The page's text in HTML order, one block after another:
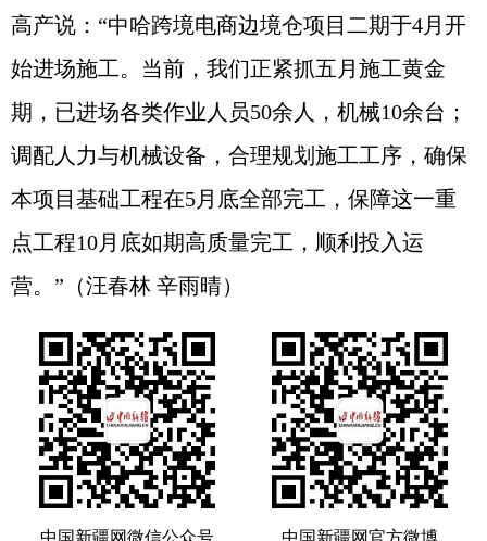
高产说：“中哈跨境电商边境仓项目二期于4月开
始进场施工。当前，我们正紧抓五月施工黄金
期，已进场各类作业人员50余人，机械10余台；
调配人力与机械设备，合理规划施工工序，确保
本项目基础工程在5月底全部完工，保障这一重
点工程10月底如期高质量完工，顺利投入运
营。”（汪春林 辛雨晴）
中国新疆网微信公众号 中国新疆网官方微博